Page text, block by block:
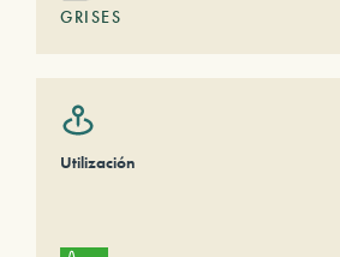
GRISES
Utilización